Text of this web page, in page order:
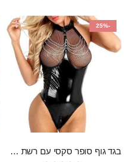
-25%
בגד גוף סופר סקסי עם רשת שקופה בחזה ושרשרות מלמעלה וריצרץ מלמטה Pan במפשעה